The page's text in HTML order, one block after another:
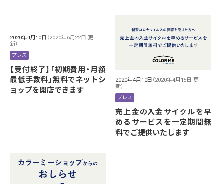
2020年4月10日 （2020年6月22日 更
新）
プレス
【受付終了】「初期費用・月額
最低手数料」無料でネットシ
ョップを開店できます
2020年4月10日 （2020年4月15日 更
新）
プレス
売上金の入金サイクルを早
めるサービスを一定期間無
料でご提供いたします